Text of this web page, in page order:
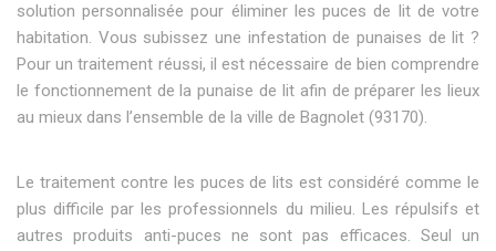
solution personnalisée pour éliminer les puces de lit de votre
habitation. Vous subissez une infestation de punaises de lit ?
Pour un traitement réussi, il est nécessaire de bien comprendre
le fonctionnement de la punaise de lit afin de préparer les lieux
au mieux dans l’ensemble de la ville de Bagnolet (93170).
Le traitement contre les puces de lits est considéré comme le
plus difficile par les professionnels du milieu. Les répulsifs et
autres produits anti-puces ne sont pas efficaces. Seul un